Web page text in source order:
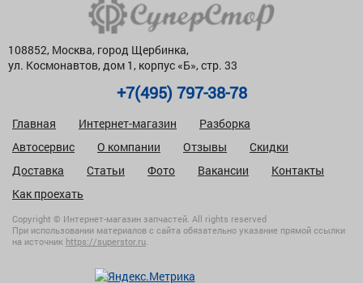
108852, Москва, город Щербинка,
ул. Космонавтов, дом 1, корпус «Б», стр. 33
+7(495) 797-38-78
Главная Интернет-магазин
Разборка
Автосервис
О компании Отзывы
Скидки
Доставка
Статьи Фото Вакансии
Контакты
Как проехать
Copyright © Интернет-магазин запчастей. All rights reserved
При использовании материалов с сайта обязательно указание прямой ссылки
на источник https://superstor.ru.